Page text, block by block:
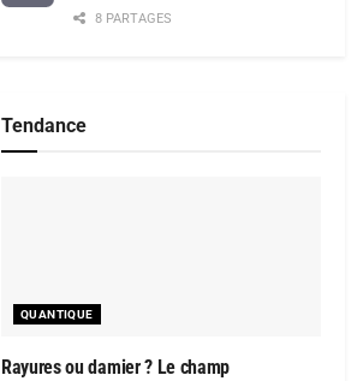
8 PARTAGES
Tendance
QUANTIQUE
Rayures ou damier ? Le champ